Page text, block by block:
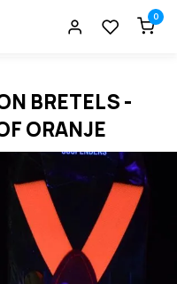
0
BRETELS -
ORANJE